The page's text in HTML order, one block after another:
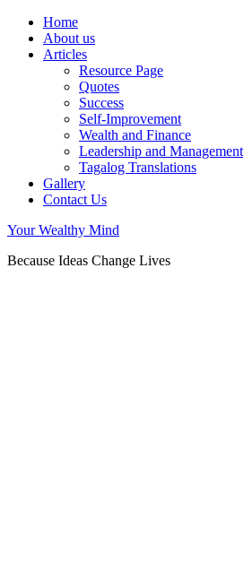
Home
About us
Articles
Resource Page
Quotes
Success
Self-Improvement
Wealth and Finance
Leadership and Management
Tagalog Translations
Gallery
Contact Us
Your Wealthy Mind
Because Ideas Change Lives